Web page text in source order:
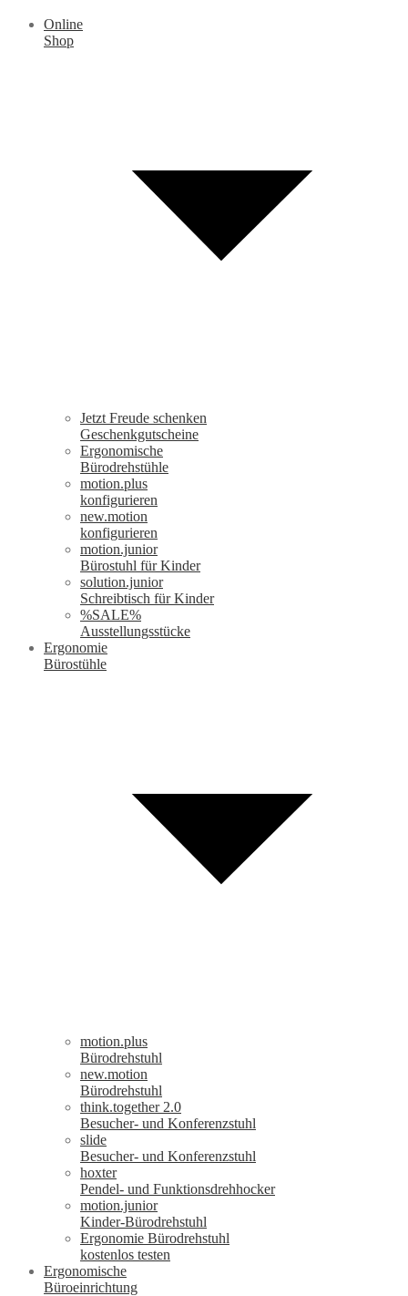
Online
Shop
Jetzt Freude schenken
Geschenkgutscheine
Ergonomische
Bürodrehstühle
motion.plus
konfigurieren
new.motion
konfigurieren
motion.junior
Bürostuhl für Kinder
solution.junior
Schreibtisch für Kinder
%SALE%
Ausstellungsstücke
Ergonomie
Bürostühle
motion.plus
Bürodrehstuhl
new.motion
Bürodrehstuhl
think.together 2.0
Besucher- und Konferenzstuhl
slide
Besucher- und Konferenzstuhl
hoxter
Pendel- und Funktionsdrehhocker
motion.junior
Kinder-Bürodrehstuhl
Ergonomie Bürodrehstuhl
kostenlos testen
Ergonomische
Büroeinrichtung